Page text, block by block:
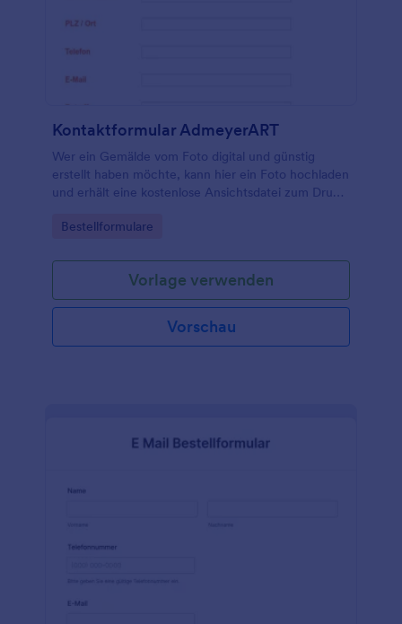
halten.
Kontaktformular AdmeyerART
Wer ein Gemälde vom Foto digital und günstig
erstellt haben möchte, kann hier ein Foto hochladen
und erhält eine kostenlose Ansichtsdatei zum Druck
Go to Category:
Bestellformulare
Vorlage verwenden
Vorschau